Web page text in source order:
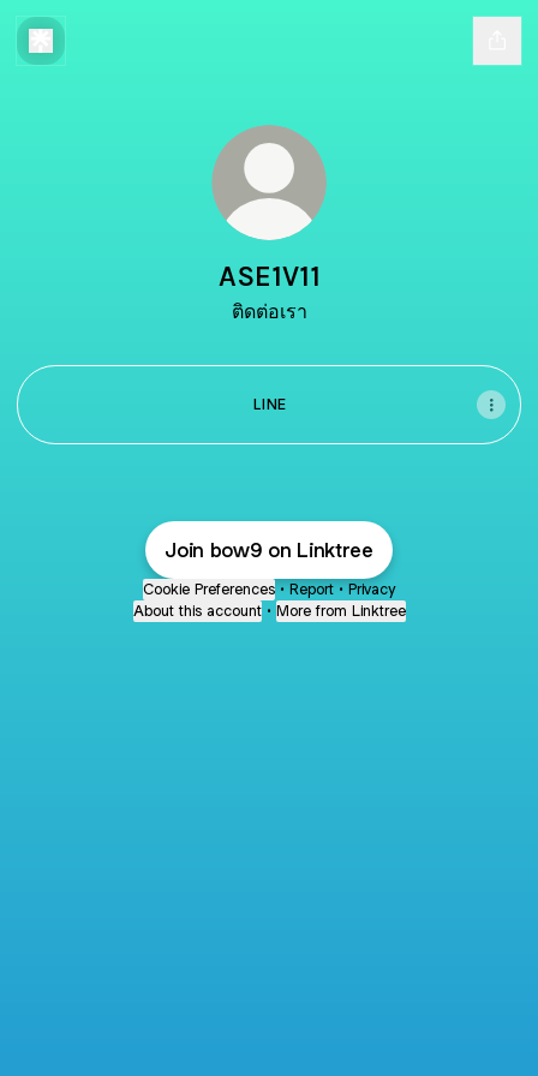
ASE1V11
ติดต่อเรา
LINE
Join bow9 on Linktree
Cookie Preferences • Report • Privacy
About this account • More from Linktree